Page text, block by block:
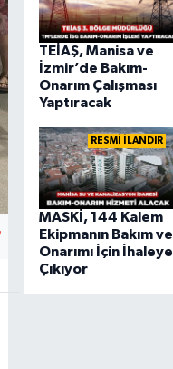
TEİAŞ, Manisa ve
İzmir’de Bakım-
Onarım Çalışması
Yaptıracak
RESMİ İLANDIR
MASKİ, 144 Kalem
Ekipmanın Bakım ve
Onarımı İçin İhaleye
Çıkıyor